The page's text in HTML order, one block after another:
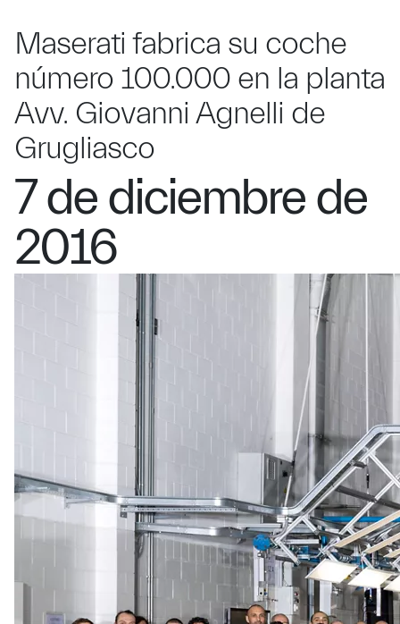
Maserati fabrica su coche
número 100.000 en la planta
Avv. Giovanni Agnelli de
Grugliasco
7 de diciembre de
2016